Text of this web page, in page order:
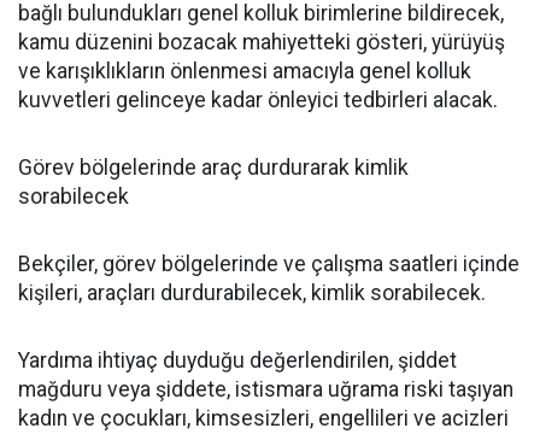
bağlı bulundukları genel kolluk birimlerine bildirecek,
kamu düzenini bozacak mahiyetteki gösteri, yürüyüş
ve karışıklıkların önlenmesi amacıyla genel kolluk
kuvvetleri gelinceye kadar önleyici tedbirleri alacak.
Görev bölgelerinde araç durdurarak kimlik
sorabilecek
Bekçiler, görev bölgelerinde ve çalışma saatleri içinde
kişileri, araçları durdurabilecek, kimlik sorabilecek.
Yardıma ihtiyaç duyduğu değerlendirilen, şiddet
mağduru veya şiddete, istismara uğrama riski taşıyan
kadın ve çocukları, kimsesizleri, engellileri ve acizleri